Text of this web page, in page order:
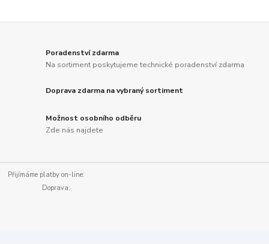
Poradenství zdarma
Na sortiment poskytujeme technické poradenství zdarma
Doprava zdarma na vybraný sortiment
Možnost osobního odběru
Zde nás najdete
Přijímáme platby on-line:
Doprava: